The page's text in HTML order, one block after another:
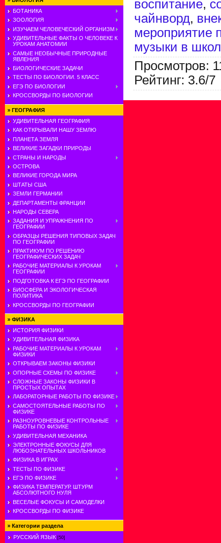
БОТАНИКА
ЗООЛОГИЯ
ИЗУЧАЕМ ЧЕЛОВЕЧЕСКИЙ ОРГАНИЗМ
УДИВИТЕЛЬНЫЕ ФАКТЫ О ЧЕЛОВЕКЕ К
УРОКАМ АНАТОМИИ
САМЫЕ НЕОБЫЧНЫЕ ПРИРОДНЫЕ
ЯВЛЕНИЯ
БИОЛОГИЧЕСКИЕ ЗАДАЧИ
ТЕСТЫ ПО БИОЛОГИИ. 5 КЛАСС
ЕГЭ ПО БИОЛОГИИ
КРОССВОРДЫ ПО БИОЛОГИИ
» ГЕОГРАФИЯ
УДИВИТЕЛЬНАЯ ГЕОГРАФИЯ
КАК ОТКРЫВАЛИ НАШУ ЗЕМЛЮ
ПЛАНЕТА ЗЕМЛЯ
ВЕЛИКИЕ ЗАГАДКИ ПРИРОДЫ
СТРАНЫ И НАРОДЫ
ОСТРОВА
ВЕЛИКИЕ ГОРОДА МИРА
ШТАТЫ США
ЗЕМЛИ ГЕРМАНИИ
ДЕПАРТАМЕНТЫ ФРАНЦИИ
НАРОДЫ СЕВЕРА
ЗАДАНИЯ И УПРАЖНЕНИЯ ПО
ГЕОГРАФИИ
ОБРАЗЦЫ РЕШЕНИЯ ТИПОВЫХ ЗАДАЧ
ПО ГЕОГРАФИИ
ПРАКТИКУМ ПО РЕШЕНИЮ
ГЕОГРАФИЧЕСКИХ ЗАДАЧ
РАБОЧИЕ МАТЕРИАЛЫ К УРОКАМ
ГЕОГРАФИИ
ПОДГОТОВКА К ЕГЭ ПО ГЕОГРАФИИ
БИОСФЕРА И ЭКОЛОГИЧЕСКАЯ
ПОЛИТИКА
КРОССВОРДЫ ПО ГЕОГРАФИИ
» ФИЗИКА
ИСТОРИЯ ФИЗИКИ
УДИВИТЕЛЬНАЯ ФИЗИКА
РАБОЧИЕ МАТЕРИАЛЫ К УРОКАМ
ФИЗИКИ
ОТКРЫВАЕМ ЗАКОНЫ ФИЗИКИ
ОПОРНЫЕ СХЕМЫ ПО ФИЗИКЕ
СЛОЖНЫЕ ЗАКОНЫ ФИЗИКИ В
ПРОСТЫХ ОПЫТАХ
ЛАБОРАТОРНЫЕ РАБОТЫ ПО ФИЗИКЕ
САМОСТОЯТЕЛЬНЫЕ РАБОТЫ ПО
ФИЗИКЕ
РАЗНОУРОВНЕВЫЕ КОНТРОЛЬНЫЕ
РАБОТЫ ПО ФИЗИКЕ
УДИВИТЕЛЬНАЯ МЕХАНИКА
ЭЛЕКТРОННЫЕ ФОКУСЫ ДЛЯ
ЛЮБОЗНАТЕЛЬНЫХ ШКОЛЬНИКОВ
ФИЗИКА В ИГРАХ
ТЕСТЫ ПО ФИЗИКЕ
ЕГЭ ПО ФИЗИКЕ
ФИЗИКА ТЕМПЕРАТУР. ШТУРМ
АБСОЛЮТНОГО НУЛЯ
ВЕСЕЛЫЕ ФОКУСЫ И САМОДЕЛКИ
КРОССВОРДЫ ПО ФИЗИКЕ
» Категории раздела
РУССКИЙ ЯЗЫК [50]
воспитание,
чайнворд,
мероприятие
музыки в
Просмотров:
Рейтинг: 3.6/7